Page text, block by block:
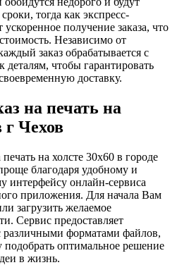
тогда как экспресс-
ускоренное получение заказа, что
Независимо от
заказ обрабатывается с
чтобы гарантировать
доставку.
на печать на
г Чехов
на холсте 30х60 в городе
благодаря удобному и
интерфейсу онлайн-сервиса
приложения. Для начала Вам
загрузить желаемое
Сервис предоставляет
различными форматами файлов,
подобрать оптимальное решение
в жизнь.